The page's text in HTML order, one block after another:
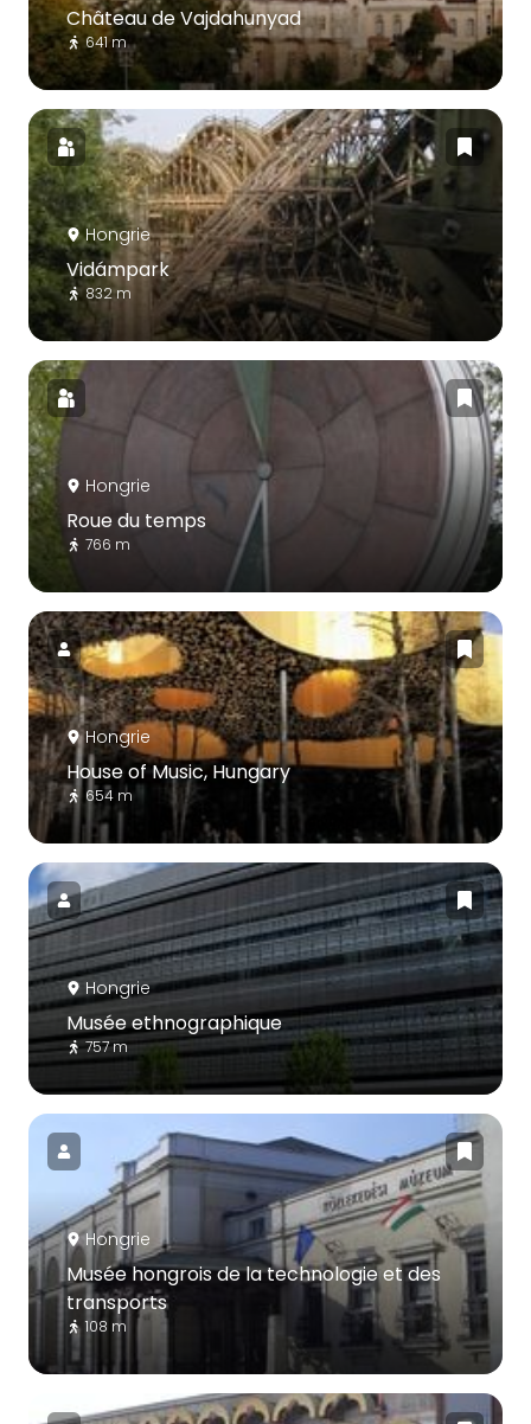
Château de Vajdahunyad
641 m
Hongrie
Vidámpark
832 m
Hongrie
Roue du temps
766 m
Hongrie
House of Music, Hungary
654 m
Hongrie
Musée ethnographique
757 m
Hongrie
Musée hongrois de la technologie et des
transports
108 m